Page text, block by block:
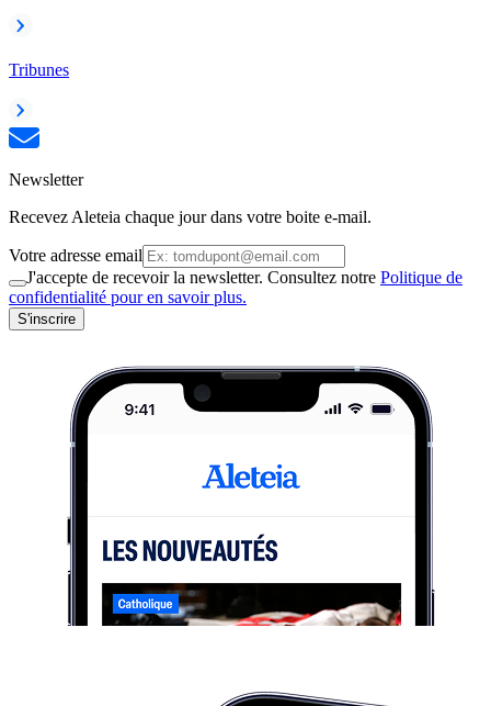
Tribunes
Newsletter
Recevez Aleteia chaque jour dans votre boite e-mail.
Votre adresse email
J'accepte de recevoir la newsletter. Consultez notre Politique de
confidentialité pour en savoir plus.
S'inscrire